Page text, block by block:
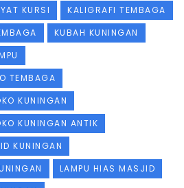
KURSI
KALIGRAFI TEMBAGA
KUBAH KUNINGAN
TEMBAGA
KUNINGAN
KUNINGAN ANTIK
KUNINGAN
LAMPU HIAS MASJID